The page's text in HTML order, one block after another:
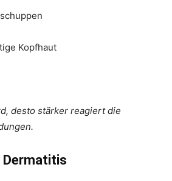
Kopfhaut
desto stärker reagiert die
Dermatitis